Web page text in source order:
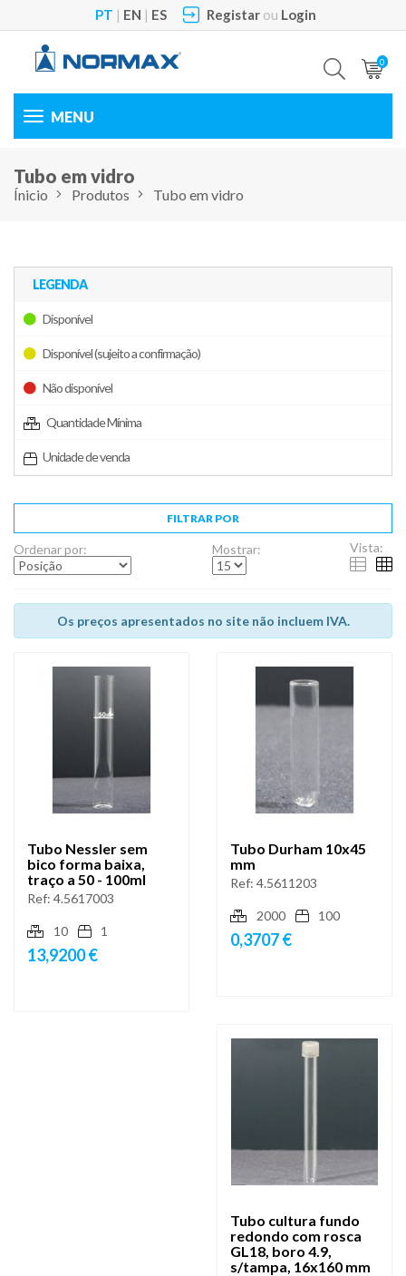
PT | EN | ES Registarou Login
0
Toggle
Tubo em vidro
Ínicio Produtos Tubo em vidro
LEGENDA
Disponível
Disponível (sujeito a confirmação)
Não disponível
Quantidade Mínima
Unidade de venda
FILTRAR POR
Ordenar por: Mostrar: Vista:
Os preços apresentados no site não incluem IVA.
Tubo Nessler sem
bico forma baixa,
traço a 50 - 100ml
Ref: 4.5617003
10 1
13,9200 €
Tubo Durham 10x45
mm
Ref: 4.5611203
2000 100
0,3707 €
Tubo cultura fundo
redondo com rosca
GL18, boro 4.9,
s/tampa, 16x160 mm